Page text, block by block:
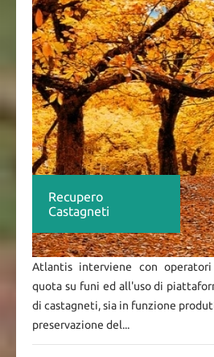
Recupero
Castagneti
Atlantis interviene con
quota su funi ed all'uso di
di castagneti, sia in funzione
preservazione del...